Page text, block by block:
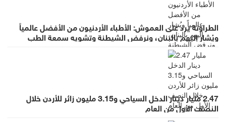
الطراونة يرد على العموش: الأطباء الأردنيون من الأفضل عالمياً
ويُشار إليهم بالبنان، ونرفض الشيطنة وتشويه سمعة الطب
بالعموميات
2.47 مليار دينار الدخل السياحي و3.15 مليون زائر للأردن خلال
النصف الأول من العام